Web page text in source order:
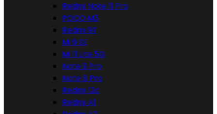
Redmi Note 11 Pro
POCO M3
Redmi 9T
Mi 9 SE
Mi 11 Lite 5G
Note 9 Pro
Note 8 Pro
Redmi 12c
Redmi A1